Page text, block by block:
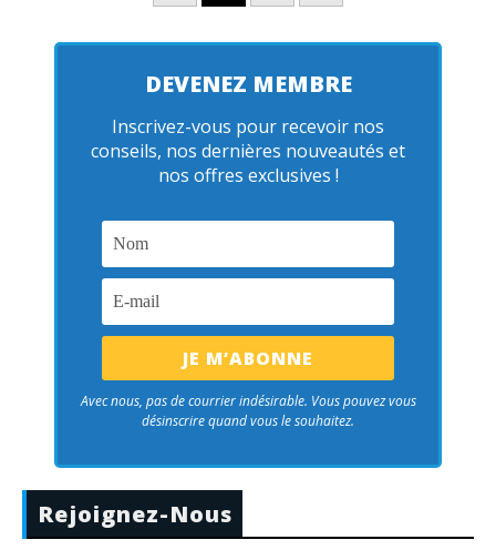
DEVENEZ MEMBRE
Inscrivez-vous pour recevoir nos
conseils, nos dernières nouveautés et
nos offres exclusives !
Avec nous, pas de courrier indésirable. Vous pouvez vous
désinscrire quand vous le souhaitez.
Rejoignez-Nous